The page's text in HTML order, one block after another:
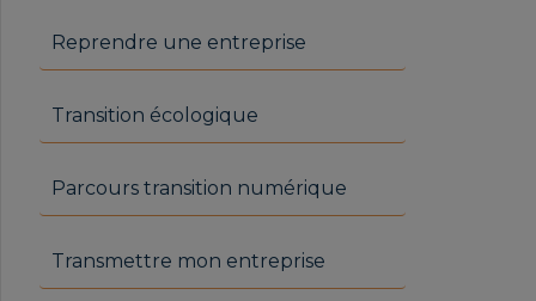
Reprendre une entreprise
Transition écologique
Parcours transition numérique
Transmettre mon entreprise